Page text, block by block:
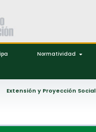
Normatividad
Extensión y Proyección Social